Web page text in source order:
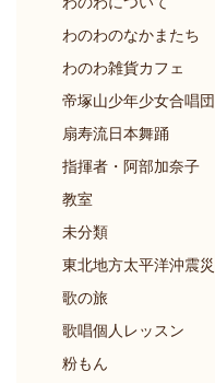
わのわのなかまたち
わのわ雑貨カフェ
帝塚山少年少女合唱団
扇寿流日本舞踊
指揮者・阿部加奈子
教室
未分類
東北地方太平洋沖震災
歌の旅
歌唱個人レッスン
粉もん